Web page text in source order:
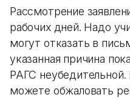
Рассмотрение
рабочих дней. Надо
могут отказать в
указанная причина
РАГС
можете обжаловать